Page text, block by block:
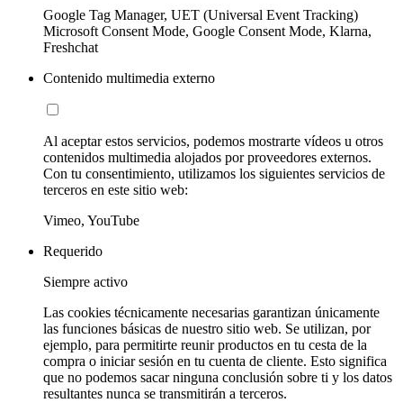
Google Tag Manager, UET (Universal Event Tracking)
Microsoft Consent Mode, Google Consent Mode, Klarna,
Freshchat
Contenido multimedia externo
Al aceptar estos servicios, podemos mostrarte vídeos u otros
contenidos multimedia alojados por proveedores externos.
Con tu consentimiento, utilizamos los siguientes servicios de
terceros en este sitio web:
Vimeo, YouTube
Requerido
Siempre activo
Las cookies técnicamente necesarias garantizan únicamente
las funciones básicas de nuestro sitio web. Se utilizan, por
ejemplo, para permitirte reunir productos en tu cesta de la
compra o iniciar sesión en tu cuenta de cliente. Esto significa
que no podemos sacar ninguna conclusión sobre ti y los datos
resultantes nunca se transmitirán a terceros.